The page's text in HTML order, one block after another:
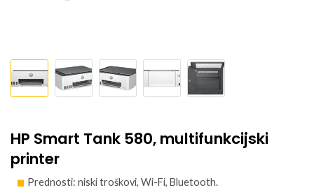
HP Smart Tank 580, multifunkcijski
printer
Prednosti: niski troškovi, Wi-Fi, Bluetooth.